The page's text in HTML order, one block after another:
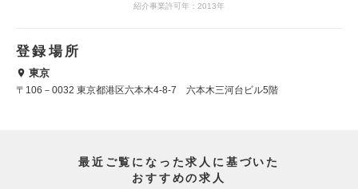
紹介事業許可年：2013年
登録場所
東京
〒106－0032 東京都港区六本木4-8-7 六本木三河台ビル5階
最近ご覧になった求人に基づいた
おすすめの求人